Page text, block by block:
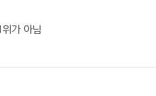
가 아님